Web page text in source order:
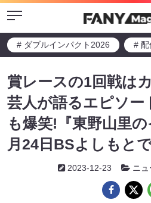
Menu
# ダブルインパクト2026 # 配
賞レースの1回戦は
芸人が語るエピソー
も爆笑!『東野山里
月24日BSよしもと
2023-12-23 ニュ